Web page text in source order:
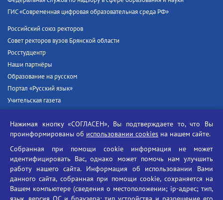
ГИС «Современная цифровая образовательная среда РФ»
Российский союз ректоров
Совет ректоров вузов Брянской области
Росстудцентр
Наши партнёры
Образование на русском
Портал «Русский язык»
Учительская газета
Единый портал государственных услуг
Противодействие угрозам информационной безопасности
Социальные ролики - Генеральная прокуратура РФ
Противодействие коррупции
БГУ против наркотиков
Нажимая кнопку «СОГЛАСЕН», Вы подтверждаете то, что Вы
проинформированы об использовании cookies на нашем сайте.
Собранная при помощи cookie информация не может
идентифицировать Вас, однако может помочь нам улучшить
работу нашего сайта. Информация об использовании Вами
данного сайта, собранная при помощи cookie, сохраняется на
Вашем компьютере (сведения о местоположении; ip-адрес; тип,